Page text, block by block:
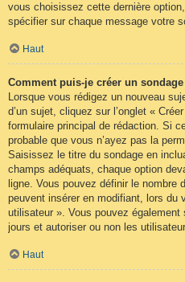
vous choisissez cette dernière
spécifier sur chaque message votre
Haut
Comment puis-je créer un
Lorsque vous rédigez un nouveau
d’un sujet, cliquez sur l’onglet «
formulaire principal de rédaction. Si
probable que vous n’ayez pas la
Saisissez le titre du sondage en
champs adéquats, chaque option
ligne. Vous pouvez définir le nombre
peuvent insérer en modifiant, lors du
utilisateur ». Vous pouvez
jours et autoriser ou non les
Haut